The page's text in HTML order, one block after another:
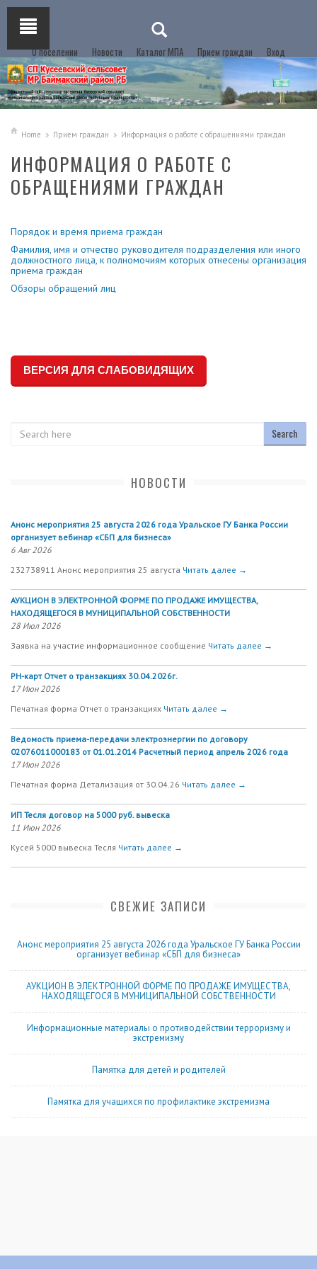
О поселении Новости Каталог МПА Прием граждан Вход
Home Прием граждан Информация о работе с обращениями граждан
ИНФОРМАЦИЯ О РАБОТЕ С
ОБРАЩЕНИЯМИ ГРАЖДАН
Порядок и время приема граждан
Фамилия, имя и отчество руководителя подразделения или иного
должностного лица, к полномочиям которых отнесены организация
приема граждан
Обзоры обращений лиц
ВЕРСИЯ ДЛЯ СЛАБОВИДЯЩИХ
НОВОСТИ
Анонс мероприятия 25 августа 2026 года Уральское ГУ Банка России
организует вебинар «СБП для бизнеса»
6 Авг 2026
232738911 Анонс мероприятия 25 августа Читать далее →
АУКЦИОН В ЭЛЕКТРОННОЙ ФОРМЕ ПО ПРОДАЖЕ ИМУЩЕСТВА,
НАХОДЯЩЕГОСЯ В МУНИЦИПАЛЬНОЙ СОБСТВЕННОСТИ
28 Июл 2026
Заявка на участие информационное сообщение Читать далее →
РН-карт Отчет о транзакциях 30.04.2026г.
17 Июн 2026
Печатная форма Отчет о транзакциях Читать далее →
Ведомость приема-передачи электроэнергии по договору
02076011000183 от 01.01.2014 Расчетный период апрель 2026 года
17 Июн 2026
Печатная форма Детализация от 30.04.26 Читать далее →
ИП Тесля договор на 5000 руб. вывеска
11 Июн 2026
Кусей 5000 вывеска Тесля Читать далее →
СВЕЖИЕ ЗАПИСИ
Анонс мероприятия 25 августа 2026 года Уральское ГУ Банка России
организует вебинар «СБП для бизнеса»
АУКЦИОН В ЭЛЕКТРОННОЙ ФОРМЕ ПО ПРОДАЖЕ ИМУЩЕСТВА,
НАХОДЯЩЕГОСЯ В МУНИЦИПАЛЬНОЙ СОБСТВЕННОСТИ
Информационные материалы о противодействии терроризму и
экстремизму
Памятка для детей и родителей
Памятка для учащихся по профилактике экстремизма